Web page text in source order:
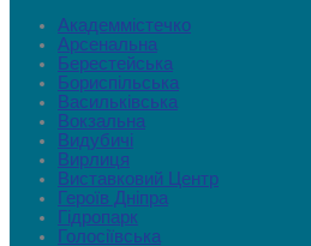
Академмістечко
Арсенальна
Берестейська
Бориспільська
Васильківська
Вокзальна
Видубичі
Вирлиця
Виставковий Центр
Героїв Дніпра
Гідропарк
Голосіївська